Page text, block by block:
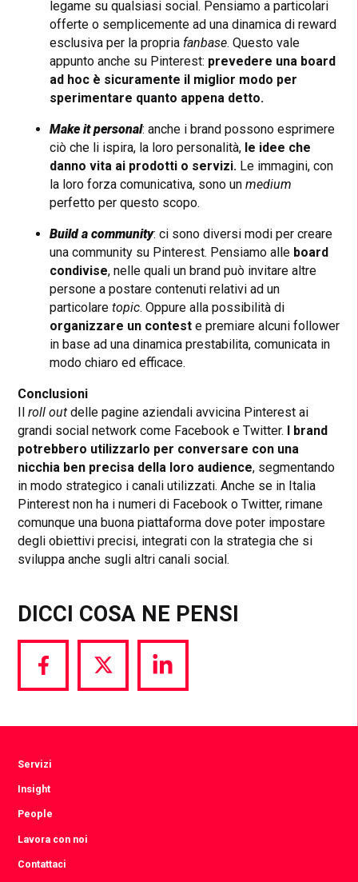
legame su qualsiasi social. Pensiamo a particolari
offerte o semplicemente ad una dinamica di reward
esclusiva per la propria fanbase. Questo vale
appunto anche su Pinterest: prevedere una board
ad hoc è sicuramente il miglior modo per
sperimentare quanto appena detto.
Make it personal: anche i brand possono esprimere
ciò che li ispira, la loro personalità, le idee che
danno vita ai prodotti o servizi. Le immagini, con
la loro forza comunicativa, sono unmedium
perfetto per questo scopo.
Build a community: ci sono diversi modi per creare
una community su Pinterest. Pensiamo alle board
condivise, nelle quali un brand può invitare altre
persone a postare contenuti relativi ad un
particolaretopic. Oppure alla possibilità di
organizzare un contest e premiare alcuni follower
in base ad una dinamica prestabilita, comunicata in
modo chiaro ed efficace.
Conclusioni
Ilroll out delle pagine aziendali avvicina Pinterest ai
grandi social network come Facebook e Twitter.
I brand
potrebbero utilizzarlo per conversare con una
nicchia ben precisa della loro audience, segmentando
in modo strategico i canali utilizzati. Anche se in Italia
Pinterest non ha i numeri di Facebook o Twitter, rimane
comunque una buona piattaforma dove poter impostare
degli obiettivi precisi, integrati con la strategia che si
sviluppa anche sugli altri canali social.
DICCI COSA NE PENSI
Share
via
Share
via
Share
via
Servizi
Insight
People
Lavora con noi
Contattaci